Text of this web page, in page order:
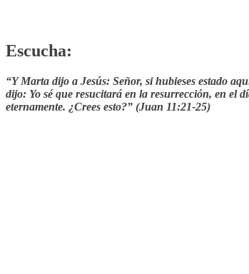
Escucha:
“Y Marta dijo a Jesús: Señor, si hubieses estado
dijo: Yo sé que resucitará en la resurrección, en el
eternamente. ¿Crees esto?” (Juan 11:21-25)